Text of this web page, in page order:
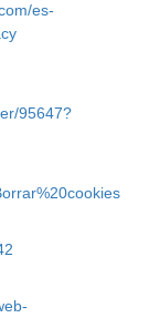
es-
95647?